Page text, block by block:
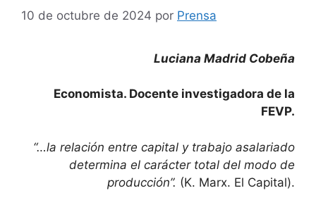
10 de octubre de 2024 por Prensa
Luciana Madrid Cobeña
Economista. Docente investigadora de la
FEVP.
“…la relación entre capital y trabajo asalariado
determina el carácter total del modo de
producción”. (K. Marx. El Capital).